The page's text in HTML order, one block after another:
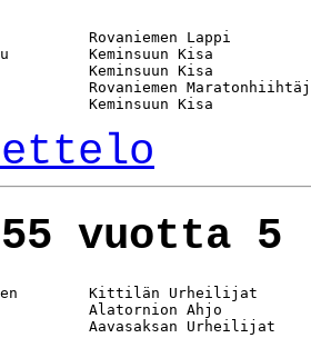
Rovaniemen Lappi
Keminsuun Kisa
Keminsuun Kisa
Rovaniemen
vuotta 5
Kittilän Urheilijat
Alatornion Ahjo